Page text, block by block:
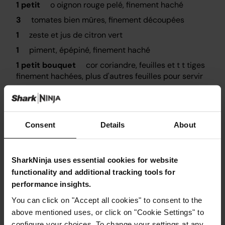
Consent Details About
SharkNinja uses essential cookies for website
functionality and additional tracking tools for
performance insights.
You can click on "Accept all cookies" to consent to the
above mentioned uses, or click on "Cookie Settings" to
1 petit
o oignon rouge pelé, finement haché
3
tomates bien mûres, finement découpées
1
zeste et jus de citron vert
1
piment, épépiné, finement haché
1 petit bouquet
cor coriandre, feuilles et t t tiges
finement hachées, plus d'autres feuilles pour servir
tortilla wraps, pour servir
guacamole, au choix, pour servir
Instructions
Étape 1
Placez le curseur sur AIR FRY/ HOB. Sélectionnez